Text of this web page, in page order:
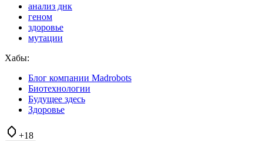
анализ днк
геном
здоровье
мутации
Хабы:
Блог компании Madrobots
Биотехнологии
Будущее здесь
Здоровье
+18